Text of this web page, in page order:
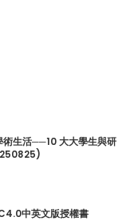
術生活──10 大大學生與研
中英文版授權書